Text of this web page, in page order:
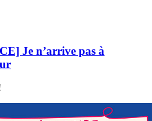
Je n’arrive pas à